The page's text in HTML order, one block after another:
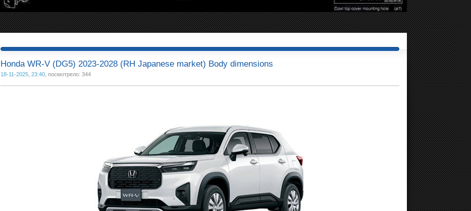
Honda WR-V (DG5) 2023-2028 (RH Japanese market) Body dimensions
18-11-2025, 23:40, посмотрело: 344